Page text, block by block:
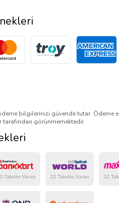
bilgilerinizi güvende tutar. Ödeme
tarafından görünmemektedir.